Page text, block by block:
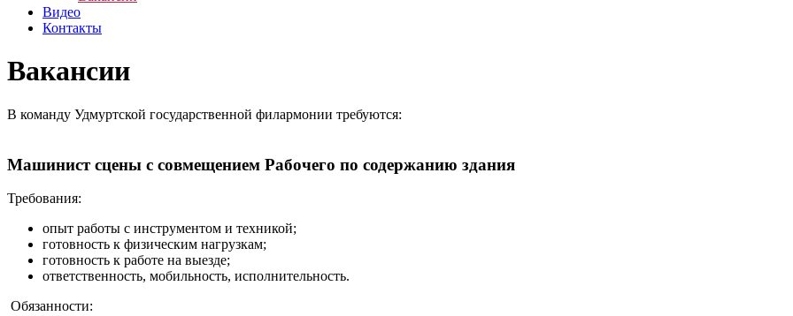
Видео
Контакты
Вакансии
В команду Удмуртской государственной филармонии требуются:
Машинист сцены с совмещением Рабочего по содержанию здания
Требования:
опыт работы с инструментом и техникой;
готовность к физическим нагрузкам;
готовность к работе на выезде;
ответственность, мобильность, исполнительность.
Обязанности: